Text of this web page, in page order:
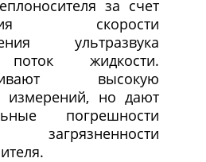
за счет
скорости
ультразвука
жидкости.
высокую
измерений, но дают
погрешности